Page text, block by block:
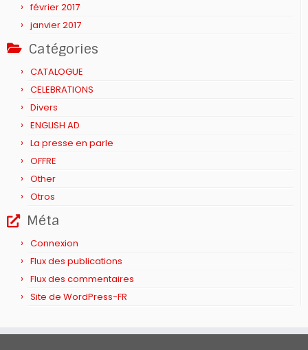
février 2017
janvier 2017
Catégories
CATALOGUE
CELEBRATIONS
Divers
ENGLISH AD
La presse en parle
OFFRE
Other
Otros
Méta
Connexion
Flux des publications
Flux des commentaires
Site de WordPress-FR